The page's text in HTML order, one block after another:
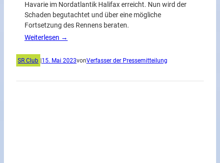
Havarie im Nordatlantik Halifax erreicht. Nun wird der
Schaden begutachtet und über eine mögliche
Fortsetzung des Rennens beraten.
Weiterlesen →
SR Club |15. Mai 2023vonVerfasser der Pressemitteilung